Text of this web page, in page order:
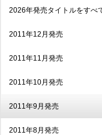
2026年発売タイトルをすべ
2011年12月発売
2011年11月発売
2011年10月発売
2011年9月発売
2011年8月発売